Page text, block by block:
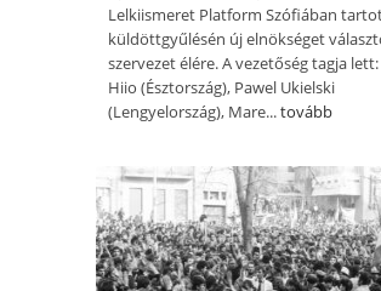
Lelkiismeret Platform Szófiában
küldöttgyűlésén új elnökséget
szervezet élére. A vezetőség tagja
Hiio (Észtország), Pawel Ukielski
(Lengyelország), Mare...tovább